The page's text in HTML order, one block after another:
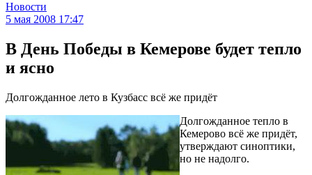
Новости
5 мая 2008 17:47
В День Победы в Кемерове будет тепло
и ясно
Долгожданное лето в Кузбасс всё же придёт
Долгожданное тепло в
Кемерово всё же придёт,
утверждают синоптики,
но не надолго.